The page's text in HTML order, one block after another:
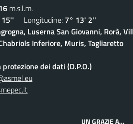
m.s.l.m.
Longitudine: 7° 13' 2''
Luserna San Giovanni, Rorà,
Inferiore, Muris, Tagliaretto
dei dati (D.P.O.)
UN GRAZIE A...